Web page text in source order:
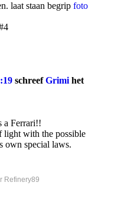
laat staan begrip foto
schreefGrimi het
a Ferrari!!
light with the possible
own special laws.
Refinery89